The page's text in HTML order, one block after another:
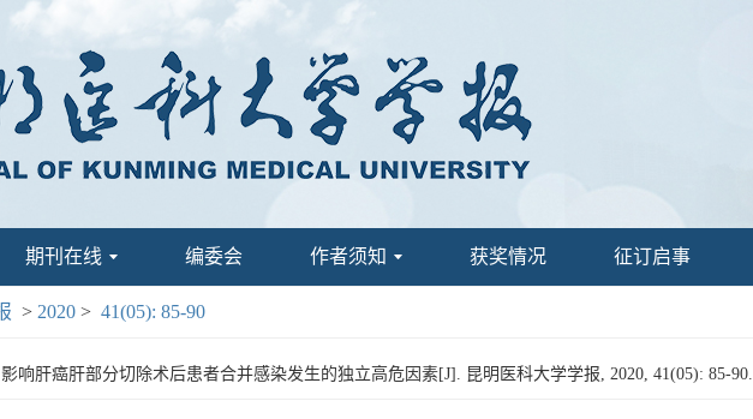
期刊在线 编委会 作者须知 获奖情况 征订启事
> 2020 > 41(05): 85-90
响肝癌肝部分切除术后患者合并感染发生的独立高危因素[J]. 昆明医科大学学报, 2020, 41(05): 85-90.